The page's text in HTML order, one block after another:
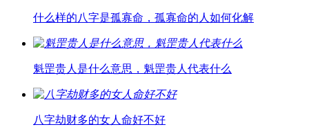
什么样的八字是孤寡命，孤寡命的人如何化解
魁罡贵人是什么意思，魁罡贵人代表什么
八字劫财多的女人命好不好